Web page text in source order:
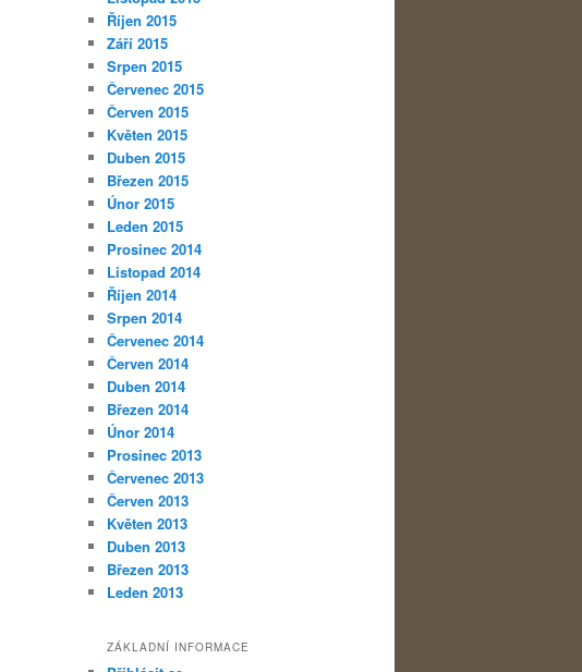
Říjen 2015
Září 2015
Srpen 2015
Červenec 2015
Červen 2015
Květen 2015
Duben 2015
Březen 2015
Únor 2015
Leden 2015
Prosinec 2014
Listopad 2014
Říjen 2014
Srpen 2014
Červenec 2014
Červen 2014
Duben 2014
Březen 2014
Únor 2014
Prosinec 2013
Červenec 2013
Červen 2013
Květen 2013
Duben 2013
Březen 2013
Leden 2013
ZÁKLADNÍ INFORMACE